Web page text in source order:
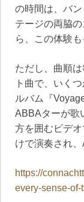
の時間は、バ
テージの両脇
ら、この体験
ただし、曲順
ト曲で、いく
ルバム『
ABBAターが歌
方を囲むビデ
けで演奏され
https://
every-sense-of-